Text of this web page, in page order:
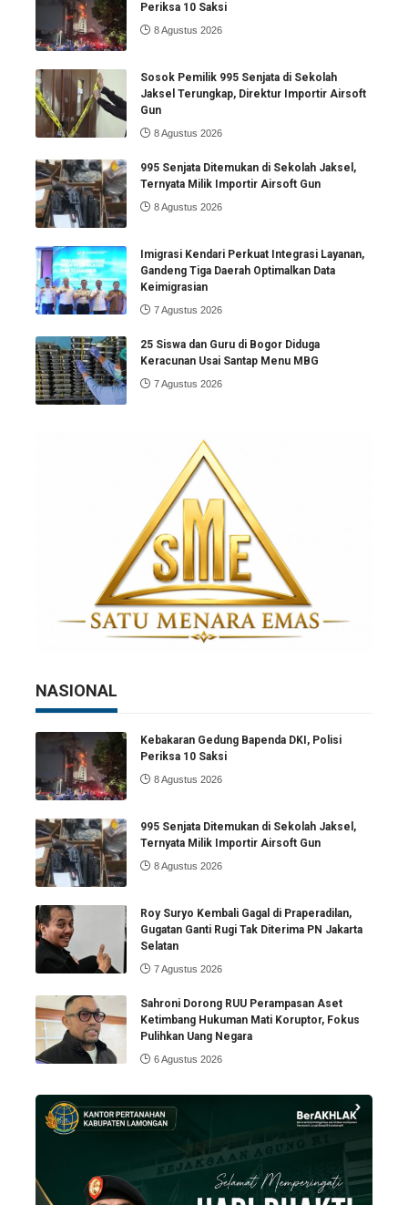
Periksa 10 Saksi
8 Agustus 2026
Sosok Pemilik 995 Senjata di Sekolah
Jaksel Terungkap, Direktur Importir Airsoft
Gun
8 Agustus 2026
995 Senjata Ditemukan di Sekolah Jaksel,
Ternyata Milik Importir Airsoft Gun
8 Agustus 2026
Imigrasi Kendari Perkuat Integrasi Layanan,
Gandeng Tiga Daerah Optimalkan Data
Keimigrasian
7 Agustus 2026
25 Siswa dan Guru di Bogor Diduga
Keracunan Usai Santap Menu MBG
7 Agustus 2026
NASIONAL
Kebakaran Gedung Bapenda DKI, Polisi
Periksa 10 Saksi
8 Agustus 2026
995 Senjata Ditemukan di Sekolah Jaksel,
Ternyata Milik Importir Airsoft Gun
8 Agustus 2026
Roy Suryo Kembali Gagal di Praperadilan,
Gugatan Ganti Rugi Tak Diterima PN Jakarta
Selatan
7 Agustus 2026
Sahroni Dorong RUU Perampasan Aset
Ketimbang Hukuman Mati Koruptor, Fokus
Pulihkan Uang Negara
6 Agustus 2026